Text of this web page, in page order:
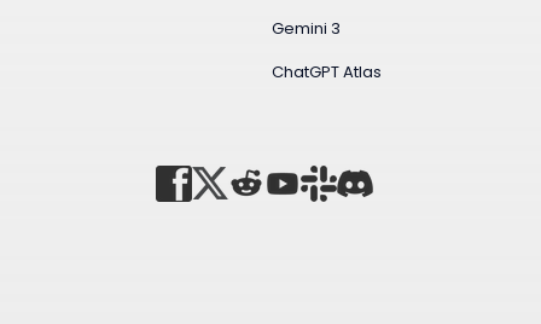
Gemini 3
ChatGPT Atlas